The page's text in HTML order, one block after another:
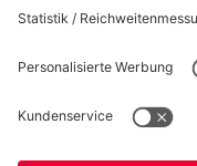
Impressum
Datenschutz
Kinder- und